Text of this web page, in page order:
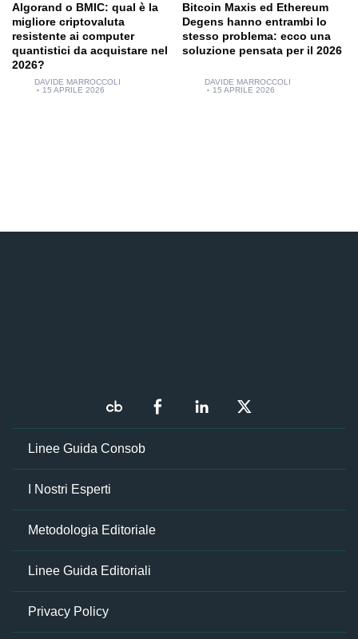
Algorand o BMIC: qual è la
migliore criptovaluta
resistente ai computer
quantistici da acquistare nel
2026?
DAVIDE MARROCCOLI
15 APRILE 2026
Bitcoin Maxis ed Ethereum
Degens hanno entrambi lo
stesso problema: ecco una
soluzione pensata per il 2026
DAVIDE MARROCCOLI
15 APRILE 2026
Linee Guida Consob
I Nostri Esperti
Metodologia Editoriale
Linee Guida Editoriali
Privacy Policy